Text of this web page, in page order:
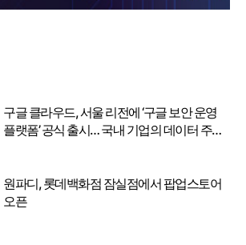
구글 클라우드, 서울 리전에 ‘구글 보안 운영
플랫폼’ 공식 출시… 국내 기업의 데이터 주권
원파디, 롯데백화점 잠실점에서 팝업스토어
오픈